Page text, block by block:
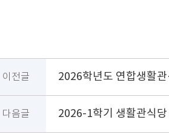
이전글 2026학년도 연합생활
다음글 2026-1학기 생활관식